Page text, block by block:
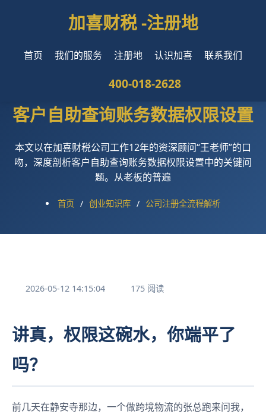
加喜财税 -注册地
首页 我们的服务 注册地 认识加喜 联系我们
400-018-2628
客户自助查询账务数据权限设置
本文以在加喜财税公司工作12年的资深顾问“王老师”的口
吻，深度剖析客户自助查询账务数据权限设置中的关键问
题。从老板的普遍
首页 / 创业知识库 / 公司注册全流程解析
2026-05-12 14:15:04 175 阅读
讲真，权限这碗水，你端平了
吗？
前几天在静安寺那边，一个做跨境物流的张总跑来问我，